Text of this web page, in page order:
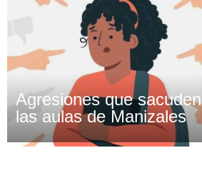
Agresiones que sacuden
las aulas de Manizales